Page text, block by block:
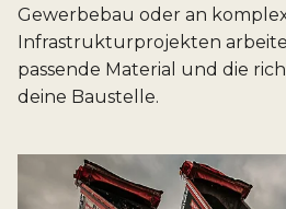
Gewerbebau oder an
Infrastrukturprojekten
passende Material und die
deine Baustelle.